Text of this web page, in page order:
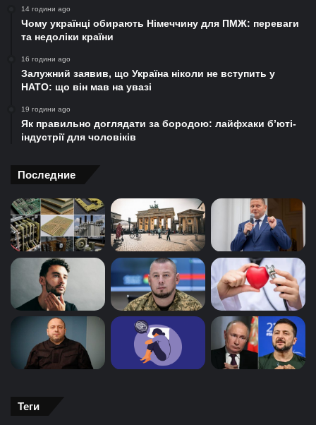
14 години ago
Чому українці обирають Німеччину для ПМЖ: переваги
та недоліки країни
16 години ago
Залужний заявив, що Україна ніколи не вступить у
НАТО: що він мав на увазі
19 години ago
Як правильно доглядати за бородою: лайфхаки б’юті-
індустрії для чоловіків
Последние
Теги